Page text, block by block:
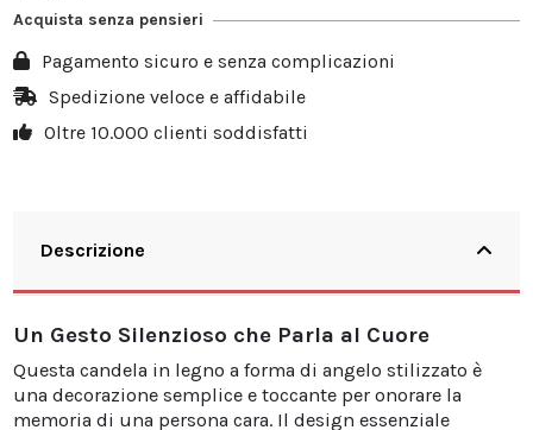
Acquista senza pensieri
Pagamento sicuro e senza complicazioni
Spedizione veloce e affidabile
Oltre 10.000 clienti soddisfatti
Descrizione
Un Gesto Silenzioso che Parla al Cuore
Questa candela in legno a forma di angelo stilizzato è
una decorazione semplice e toccante per onorare la
memoria di una persona cara. Il design essenziale